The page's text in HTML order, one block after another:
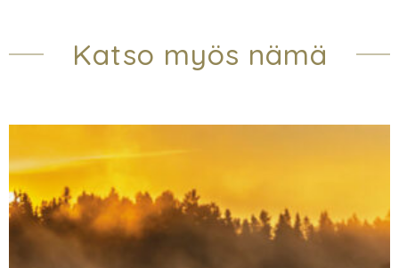
Katso myös nämä